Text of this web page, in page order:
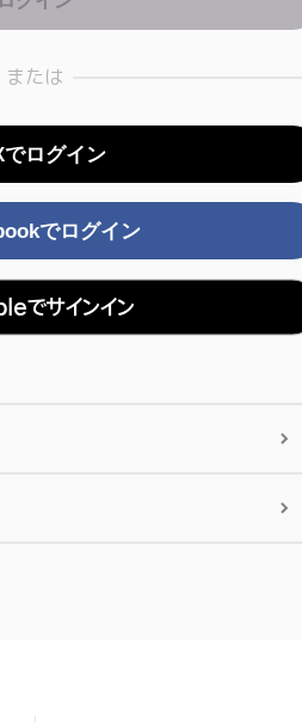
または
でログイン
でログイン
でサインイン